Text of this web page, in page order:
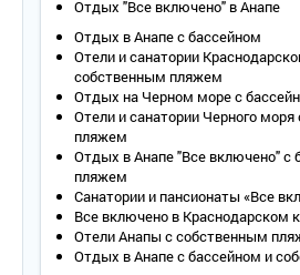
Отдых "Все включено" в Анапе
Отдых в Анапе с бассейном
Отели и санатории
собственным пляжем
Отдых на Черном море с
Отели и санатории Черного
пляжем
Отдых в Анапе "Все включено" с
пляжем
Санатории и пансионаты «Все
Все включено в Краснодарском
Отели Анапы с собственным
Отдых в Анапе с бассейном и